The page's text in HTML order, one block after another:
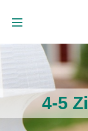
4-5